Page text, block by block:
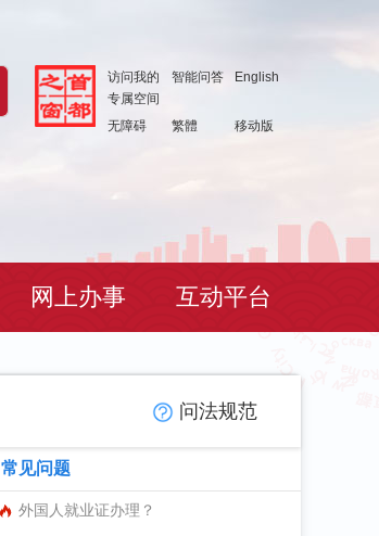
访问我的
专属空间
智能问答 English
无障碍 繁體 移动版
网上办事 互动平台
问法规范
常见问题
外国人就业证办理？